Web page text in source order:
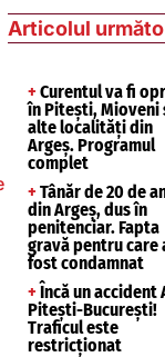
Articolul
+ Curentul va fi
în Pitești, Mioveni
alte localități din
Argeș. Programul
complet
+ Tânăr de 20 de
din Argeș, dus în
penitenciar. Fapta
gravă pentru care
fost condamnat
+ Încă un accident
Pitești-București!
Traficul este
restricționat